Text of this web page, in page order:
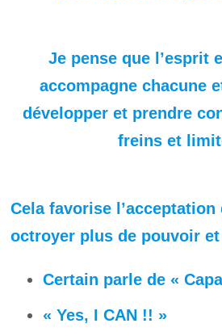
Je pense que l’esprit
accompagne chacune
développer et prendre
freins et
Cela favorise l’acceptation
octroyer plus de pouvoir et
Certain parle de «
« Yes, I CAN !! »